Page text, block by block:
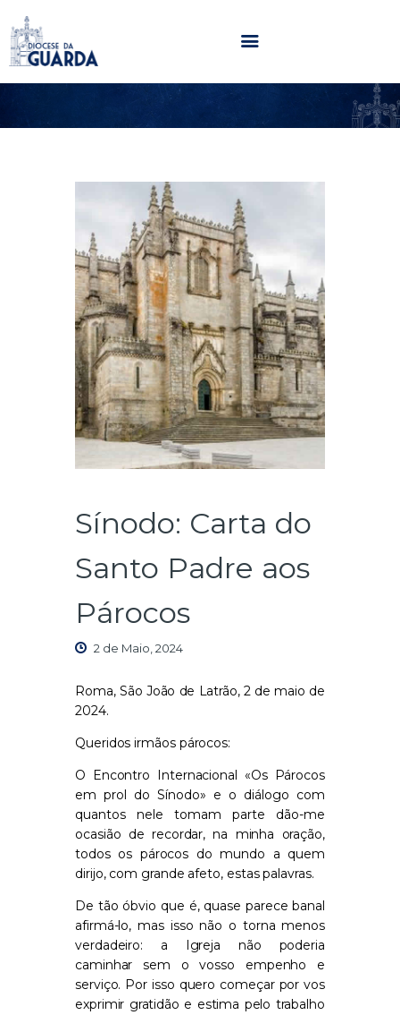
HOME
PARÓQUIAS
NOTÍCIAS
AGENDA
MULTIMÉDIA
SENTIR COM A IGREJA
CONTACTOS
Sínodo: Carta do
Santo Padre aos
Párocos
2 de Maio, 2024
Roma, São João de Latrão, 2 de maio de
2024.
Queridos irmãos párocos:
O Encontro Internacional «Os Párocos
em prol do Sínodo» e o diálogo com
quantos nele tomam parte dão-me
ocasião de recordar, na minha oração,
todos os párocos do mundo a quem
dirijo, com grande afeto, estas palavras.
De tão óbvio que é, quase parece banal
afirmá-lo, mas isso não o torna menos
verdadeiro: a Igreja não poderia
caminhar sem o vosso empenho e
serviço. Por isso quero começar por vos
exprimir gratidão e estima pelo trabalho